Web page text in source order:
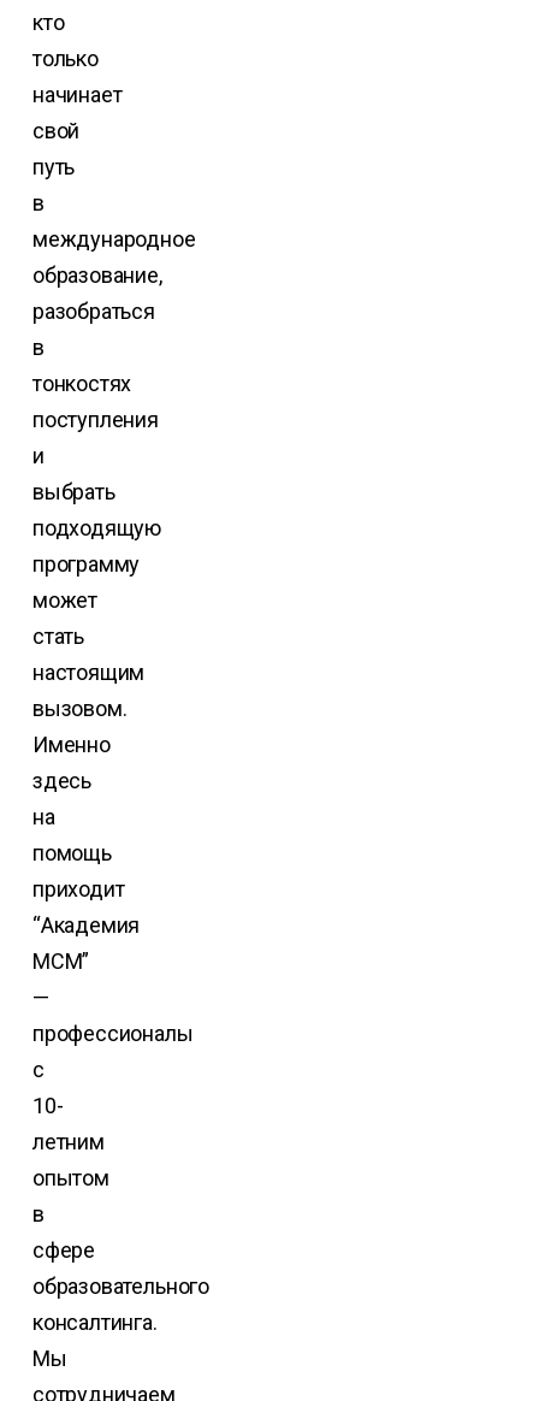
кто
только
начинает
свой
путь
в
международное
образование,
разобраться
в
тонкостях
поступления
и
выбрать
подходящую
программу
может
стать
настоящим
вызовом.
Именно
здесь
на
помощь
приходит
“Академия
МСМ”
—
профессионалы
с
10-
летним
опытом
в
сфере
образовательного
консалтинга.
Мы
сотрудничаем